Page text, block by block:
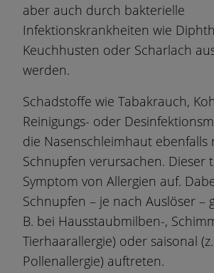
aber auch durch bakterielle
Infektionskrankheiten wie
Keuchhusten oder Scharlach
werden.
Schadstoffe wie Tabakrauch,
Reinigungs- oder
die Nasenschleimhaut ebenfalls
Schnupfen verursachen. Dieser
Symptom von Allergien auf.
Schnupfen – je nach Auslöser –
B. bei Hausstaubmilben-,
Tierhaarallergie) oder saisonal
Pollenallergie) auftreten.